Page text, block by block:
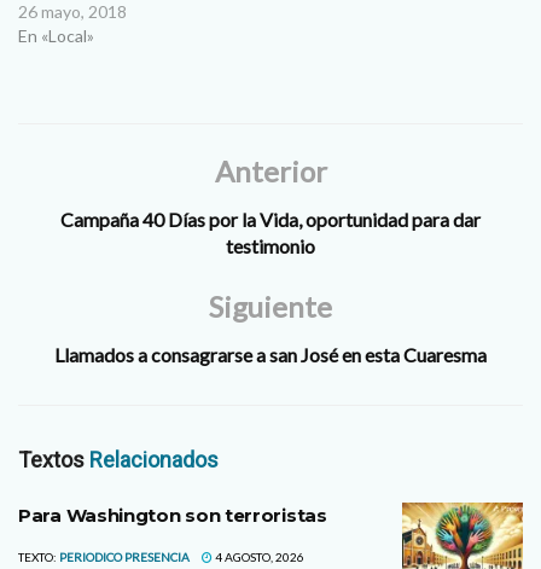
embarazos en niñas y
adolescentes que se
26 mayo, 2018
En «Local»
Anterior
Campaña 40 Días por la Vida, oportunidad para dar
testimonio
Siguiente
Llamados a consagrarse a san José en esta Cuaresma
Textos Relacionados
Para Washington son terroristas
TEXTO: PERIODICO PRESENCIA 4 AGOSTO, 2026